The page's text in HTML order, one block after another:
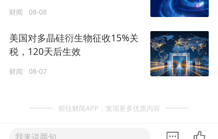
财闻 08-08
美国对多晶硅衍生物征收15%关
税，120天后生效
财闻 08-07
前往财闻APP，发现更多优质内容